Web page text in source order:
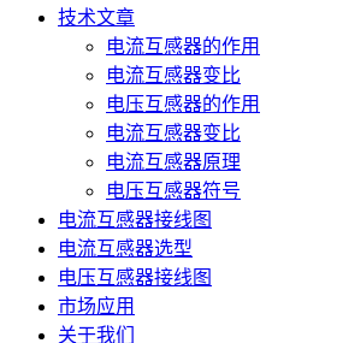
技术文章
电流互感器的作用
电流互感器变比
电压互感器的作用
电流互感器变比
电流互感器原理
电压互感器符号
电流互感器接线图
电流互感器选型
电压互感器接线图
市场应用
关于我们